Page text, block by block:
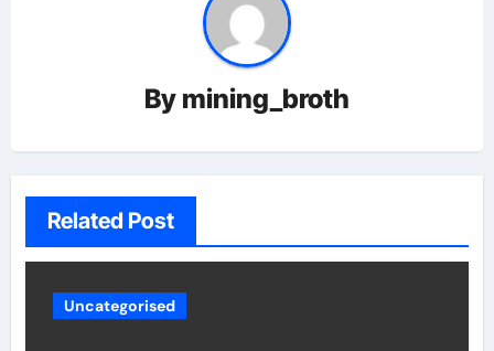
By mining_broth
Related Post
Uncategorised